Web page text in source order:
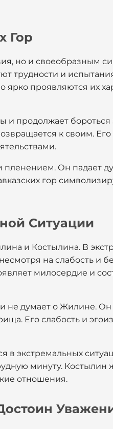
Гор
но и своеобразным
трудности и
ярко проявляются их
и продолжает
к своим.
Он падает
гор
Ситуации
и Костылина. В
на слабость и
милосердие и
не думает о Жилине. Он
Его слабость и
в экстремальных
минуту. Костылин
отношения.